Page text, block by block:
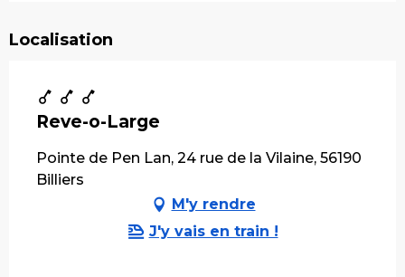
Localisation
Reve-o-Large
Pointe de Pen Lan, 24 rue de la Vilaine, 56190
Billiers
M'y rendre
J'y vais en train !